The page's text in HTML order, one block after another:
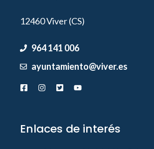
12460 Viver (CS)
964 141 006
ayuntamiento@viver.es
Enlaces de interés